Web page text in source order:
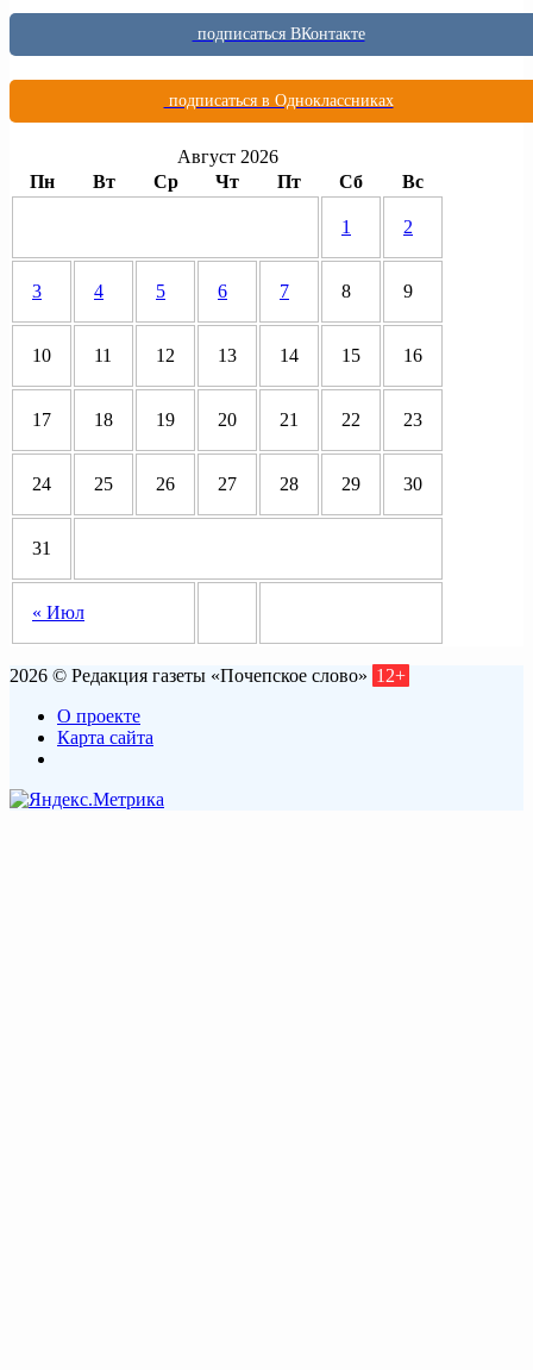
подписаться ВКонтакте
подписаться в Одноклассниках
Август 2026
Пн
Вт Ср Чт Пт Сб Вс
« Июл
1 2
3 4 5 6 7 8 9
10 11 12 13 14 15 16
17 18 19 20 21 22 23
24 25 26 27 28 29 30
31
2026 © Редакция газеты «Почепское слово» 12+
О проекте
Карта сайта